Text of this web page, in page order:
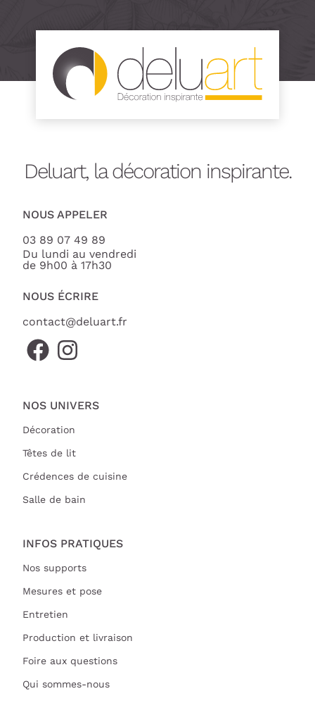
Deluart, la décoration inspirante.
NOUS APPELER
03 89 07 49 89
Du lundi au vendredi
de 9h00 à 17h30
NOUS ÉCRIRE
contact@deluart.fr
NOS UNIVERS
Décoration
Têtes de lit
Crédences de cuisine
Salle de bain
INFOS PRATIQUES
Nos supports
Mesures et pose
Entretien
Production et livraison
Foire aux questions
Qui sommes-nous